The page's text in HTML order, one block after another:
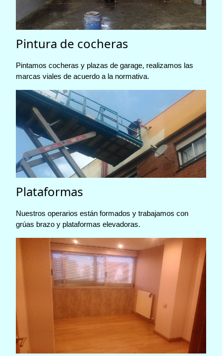
Pintura de cocheras
Pintamos cocheras y plazas de garage, realizamos las
marcas viales de acuerdo a la normativa.
Plataformas
Nuestros operarios están formados y trabajamos con
grúas brazo y plataformas elevadoras.